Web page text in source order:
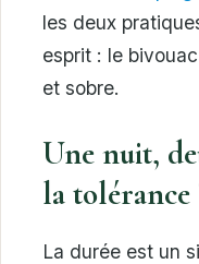
les deux
esprit : le
et sobre.
Une nuit,
la tolérance
La durée est un